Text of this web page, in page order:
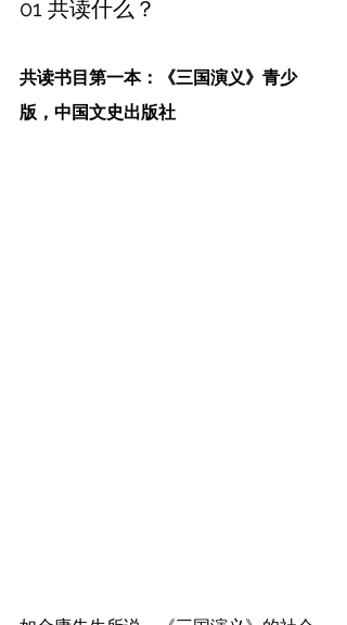
01 共读什么？
共读书目第一本：《三国演义》青少
版，中国文史出版社